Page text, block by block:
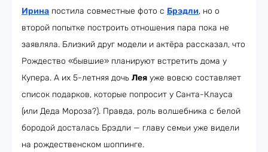
Ирина постила совместные фото с Брэдли, но о
второй попытке построить отношения пара пока не
заявляла. Близкий друг модели и актёра рассказал, что
Рождество «бывшие» планируют встретить дома у
Купера. А их 5-летняя дочь Лея уже вовсю составляет
список подарков, которые попросит у Санта-Клауса
(или Деда Мороза?). Правда, роль волшебника с белой
бородой досталась Брэдли — главу семьи уже видели
на рождественском шоппинге.